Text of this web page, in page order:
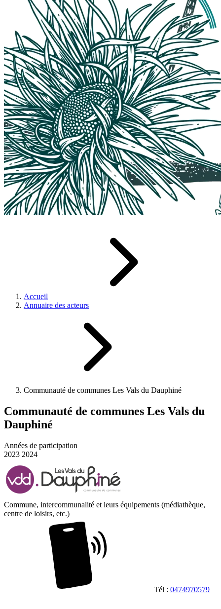
Accueil
Annuaire des acteurs
Communauté de communes Les Vals du Dauphiné
Communauté de communes Les Vals du
Dauphiné
Années de participation
2023 2024
Commune, intercommunalité et leurs équipements (médiathèque,
centre de loisirs, etc.)
Tél : 0474970579